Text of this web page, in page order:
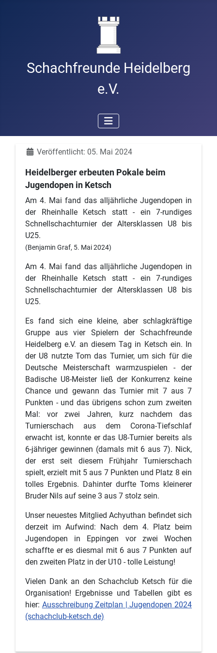
Schachfreunde Heidelberg
e.V.
DetailsVeröffentlicht: 05. Mai 2024
Heidelberger erbeuten Pokale beim
Jugendopen in Ketsch
Am 4. Mai fand das alljährliche Jugendopen in
der Rheinhalle Ketsch statt - ein 7-rundiges
Schnellschachturnier der Altersklassen U8 bis
U25.
(Benjamin Graf, 5. Mai 2024)
Am 4. Mai fand das alljährliche Jugendopen in
der Rheinhalle Ketsch statt - ein 7-rundiges
Schnellschachturnier der Altersklassen U8 bis
U25.
Es fand sich eine kleine, aber schlagkräftige
Gruppe aus vier Spielern der Schachfreunde
Heidelberg e.V. an diesem Tag in Ketsch ein. In
der U8 nutzte Tom das Turnier, um sich für die
Deutsche Meisterschaft warmzuspielen - der
Badische U8-Meister ließ der Konkurrenz keine
Chance und gewann das Turnier mit 7 aus 7
Punkten - und das übrigens schon zum zweiten
Mal: vor zwei Jahren, kurz nachdem das
Turnierschach aus dem Corona-Tiefschlaf
erwacht ist, konnte er das U8-Turnier bereits als
6-jähriger gewinnen (damals mit 6 aus 7). Nick,
der erst seit diesem Frühjahr Turnierschach
spielt, erzielt mit 5 aus 7 Punkten und Platz 8 ein
tolles Ergebnis. Dahinter durfte Toms kleinerer
Bruder Nils auf seine 3 aus 7 stolz sein.
Unser neuestes Mitglied Achyuthan befindet sich
derzeit im Aufwind: Nach dem 4. Platz beim
Jugendopen in Eppingen vor zwei Wochen
schaffte er es diesmal mit 6 aus 7 Punkten auf
den zweiten Platz in der U10 - tolle Leistung!
Vielen Dank an den Schachclub Ketsch für die
Organisation! Ergebnisse und Tabellen gibt es
hier: Ausschreibung Zeitplan | Jugendopen 2024
(schachclub-ketsch.de)